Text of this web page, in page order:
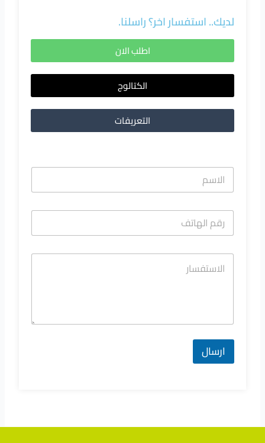
لديك.. استفسار اخر؟ راسلنا.
اطلب الان
الكتالوج
التعريفات
ارسال